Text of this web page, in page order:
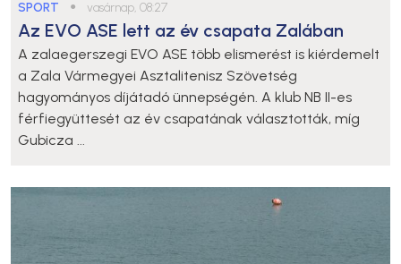
SPORT ● vasárnap, 08:27
Az EVO ASE lett az év csapata Zalában
A zalaegerszegi EVO ASE több elismerést is kiérdemelt
a Zala Vármegyei Asztalitenisz Szövetség
hagyományos díjátadó ünnepségén. A klub NB II-es
férfiegyüttesét az év csapatának választották, míg
Gubicza ...